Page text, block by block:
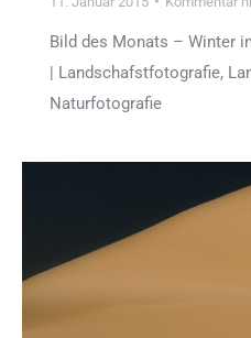
Bild des Monats – Winter
| Landschafstfotografie,
Naturfotografie